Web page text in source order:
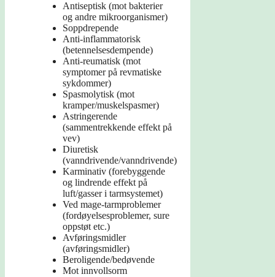
Antiseptisk (mot bakterier
og andre mikroorganismer)
Soppdrepende
Anti-inflammatorisk
(betennelsesdempende)
Anti-reumatisk (mot
symptomer på revmatiske
sykdommer)
Spasmolytisk (mot
kramper/muskelspasmer)
Astringerende
(sammentrekkende effekt på
vev)
Diuretisk
(vanndrivende/vanndrivende)
Karminativ (forebyggende
og lindrende effekt på
luft/gasser i tarmsystemet)
Ved mage-tarmproblemer
(fordøyelsesproblemer, sure
oppstøt etc.)
Avføringsmidler
(avføringsmidler)
Beroligende/bedøvende
Mot innvollsorm